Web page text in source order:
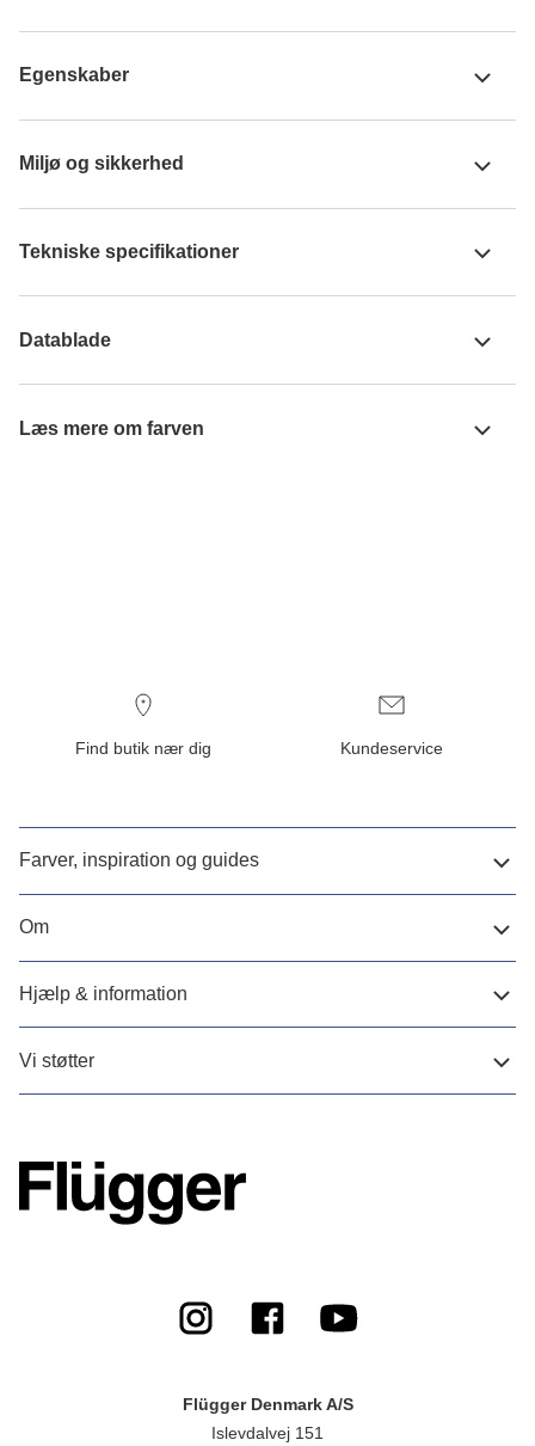
Egenskaber
Miljø og sikkerhed
Tekniske specifikationer
Datablade
Læs mere om farven
Find butik nær dig Kundeservice
Farver, inspiration og guides
Om
Hjælp & information
Vi støtter
Flügger Denmark A/S
Islevdalvej 151